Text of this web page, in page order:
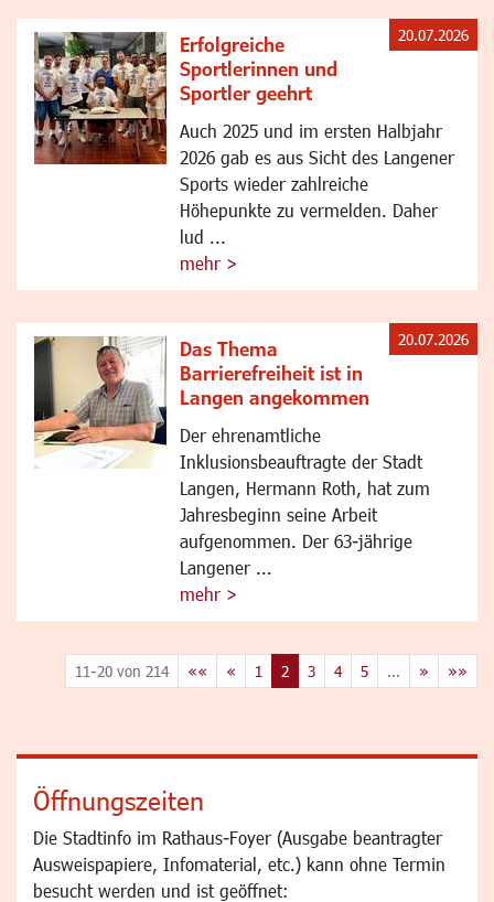
Erfolgreiche
Sportlerinnen und
Sportler geehrt
Auch 2025 und im ersten Halbjahr
2026 gab es aus Sicht des Langener
Sports wieder zahlreiche
Höhepunkte zu vermelden. Daher
lud ...
mehr >
20.07.2026
Das Thema
Barrierefreiheit ist in
Langen angekommen
Der ehrenamtliche
Inklusionsbeauftragte der Stadt
Langen, Hermann Roth, hat zum
Jahresbeginn seine Arbeit
aufgenommen. Der 63-jährige
Langener ...
mehr >
20.07.2026
11-20 von 214 «« « 1 2 3 4 5 ... » »»
Öffnungszeiten
Die Stadtinfo im Rathaus-Foyer (Ausgabe beantragter
Ausweispapiere, Infomaterial, etc.) kann ohne Termin
besucht werden und ist geöffnet: